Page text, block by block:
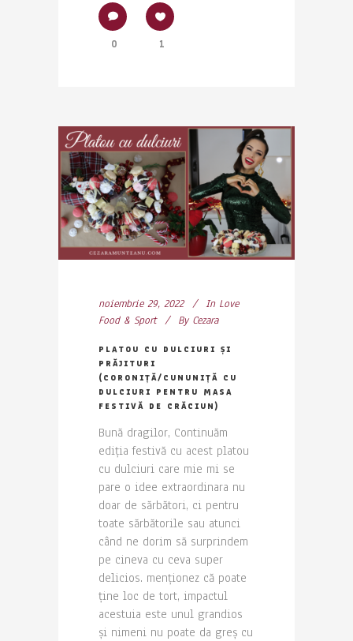
0 1
noiembrie 29, 2022 In Love
Food & Sport
By Cezara
PLATOU CU DULCIURI ȘI
PRĂJITURI
(CORONIȚĂ/CUNUNIȚĂ CU
DULCIURI PENTRU MASA
FESTIVĂ DE CRĂCIUN)
Bună dragilor, Continuăm
ediția festivă cu acest platou
cu dulciuri care mie mi se
pare o idee extraordinara nu
doar de sărbători, ci pentru
toate sărbătorile sau atunci
când ne dorim să surprindem
pe cineva cu ceva super
delicios. menționez că poate
ține loc de tort, impactul
acestuia este unul grandios
și nimeni nu poate da greș cu